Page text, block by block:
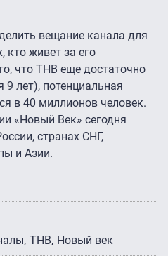
вещание канала для
кто живет за его
что ТНВ еще достаточно
9 лет), потенциальная
в 40 миллионов человек.
«Новый Век» сегодня
странах СНГ,
и Азии.
ТНВ Новый век